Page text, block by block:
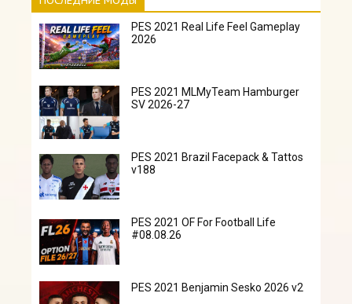
PES 2021 Real Life Feel Gameplay
2026
PES 2021 MLMyTeam Hamburger
SV 2026-27
PES 2021 Brazil Facepack & Tattos
v188
PES 2021 OF For Football Life
#08.08.26
PES 2021 Benjamin Sesko 2026 v2